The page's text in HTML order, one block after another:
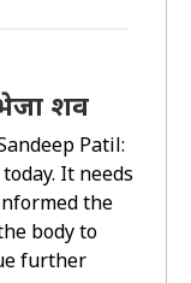
शव
Patil:
It needs
the
body to
further